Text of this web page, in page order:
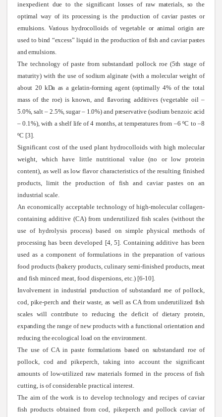
inexpedient due to the significant losses of raw materials, so the
optimal way of its processing is the production of caviar pastes or
emulsions. Various hydrocolloids of vegetable or animal origin are
used to bind “excess” liquid in the production of fish and caviar pastes
and emulsions.
Thetechnology of paste from substandard pollock roe (5th stage of
maturity) with the use of sodium alginate (with a molecular weight of
about 20 kDa as a gelatin-forming agent (optimally 4% of the total
mass of the roe) is known, and flavoring additives (vegetable oil –
5.0%, salt – 2.5%, sugar – 1.0%) and preservative (sodium benzoic acid
– 0.1%), with a shelf life of 4 months, at temperaturesfrom –6 ºC to –8
ºC [3].
Significant cost of the used plant hydrocolloids with high molecular
weight, which have little nutritional value (no or low protein
content), as well as low flavor characteristics of the resulting finished
products, limit the production of fish and caviar pastes on an
industrial scale.
An economically acceptable technology of high-molecular collagen-
containing additive (CA) from underutilized fish scales (without the
use of hydrolysis process) based on simple physical methods of
processing has been developed [4, 5]. Containing additive has been
used as a component of formulations in the preparation of various
food products (bakery products, culinary semi-finished products, meat
and fish minced meat, food dispersions, etc.) [6-10].
Involvement in industrial production of substandard roe of pollock,
cod, pike-perch and their waste, as well as CA from underutilized fish
scales will contribute to reducing the deficit of dietary protein,
expanding the range of new products with a functional orientation and
reducing the ecological load on the environment.
The use of CA in paste formulations based on substandard roe of
pollock, cod and pikeperch, taking into account the significant
amounts of low-utilized raw materials formed in the process of fish
cutting, is of considerable practical interest.
The aim of the work is to develop technology and recipes of caviar
fish products obtained from cod, pikeperch and pollock caviar of